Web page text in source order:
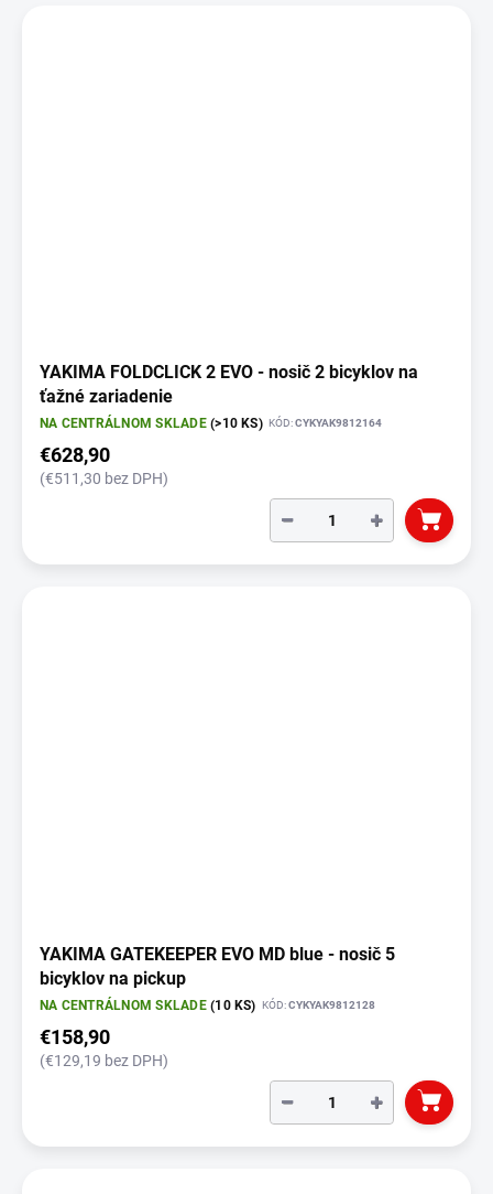
YAKIMA FOLDCLICK 2 EVO - nosič 2 bicyklov na
ťažné zariadenie
NA CENTRÁLNOM SKLADE(>10 KS) KÓD:CYKYAK9812164
€628,90
(€511,30 bez DPH)
+
−
YAKIMA GATEKEEPER EVO MD blue - nosič 5
bicyklov na pickup
NA CENTRÁLNOM SKLADE(10 KS) KÓD:CYKYAK9812128
€158,90
(€129,19 bez DPH)
+
−